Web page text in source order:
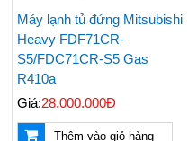
Máy lạnh tủ đứng Mitsubishi
Heavy FDF71CR-
S5/FDC71CR-S5 Gas
R410a
Giá:28.000.000Đ
Thêm vào giỏ hàng